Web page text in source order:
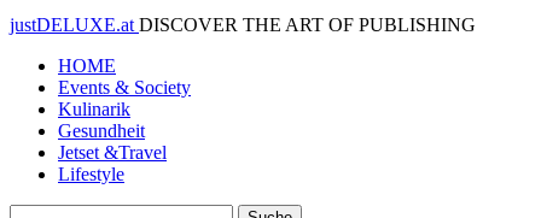
justDELUXE.at DISCOVER THE ART OF PUBLISHING
HOME
Events & Society
Kulinarik
Gesundheit
Jetset &Travel
Lifestyle